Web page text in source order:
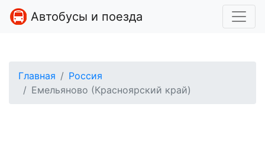
Автобусы и поезда
Главная
Россия
Емельяново (Красноярский край)